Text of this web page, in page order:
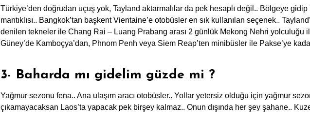
Türkiye’den doğrudan uçuş yok, Tayland aktarmalılar da pek hesaplı değil.. Bölgeye
mantıklısı.. Bangkok’tan başkent Vientaine’e otobüsler en sık kullanılan seçenek..
denilen tekneler ile Chang Rai – Luang Prabang arası 2 günlük Mekong Nehri yolculuğu
Güney’de Kamboçya’dan, Phnom Penh veya Siem Reap’ten minibüsler ile Pakse’ye
3- Baharda mı gidelim güzde mi ?
Yağmur sezonu fena.. Ana ulaşım aracı otobüsler.. Yollar yetersiz olduğu için yağmur
çıkamayacaksan Laos’ta yapacak pek birşey kalmaz.. Onun dışında her şey şahane..